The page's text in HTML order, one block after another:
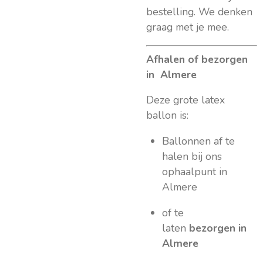
bestelling. We denken
graag met je mee.
Afhalen of bezorgen
in Almere
Deze grote latex
ballon is:
Ballonnen af te
halen bij ons
ophaalpunt in
Almere
of te
laten bezorgen in
Almere